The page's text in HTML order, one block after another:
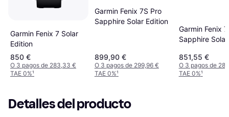
Garmin Fenix 7 Solar
Edition
850 €
O 3 pagos de 283,33 €
TAE 0%¹
Garmin Fenix 7S Pro
Sapphire Solar Edition
899,90 €
O 3 pagos de 299,96 €
TAE 0%¹
Garmin Fenix
Sapphire Solar
851,55 €
O 3 pagos de
TAE 0%¹
Detalles del producto